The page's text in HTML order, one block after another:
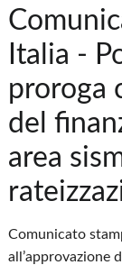
Italia -
proroga
del
area
Comunicato
all’approvazione